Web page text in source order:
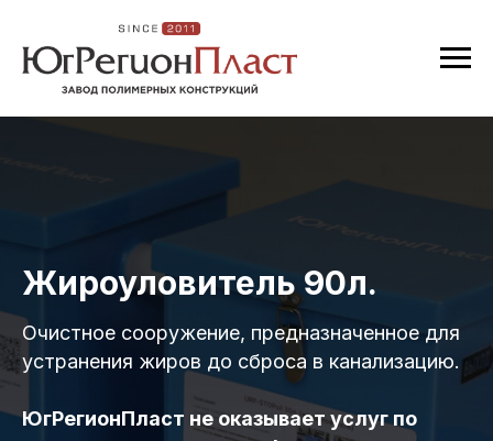
Жироуловитель 90л.
Очистное сооружение, предназначенное для
устранения жиров до сброса в канализацию.
ЮгРегионПласт не оказывает услуг по